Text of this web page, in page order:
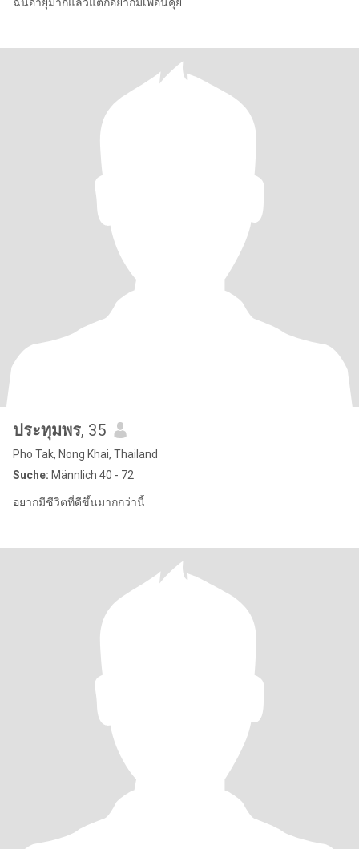
ประทุมพร, 35
Pho Tak, Nong Khai, Thailand
Suche: Männlich 40 - 72
อยากมีชีวิตที่ดีขึ้นมากกว่านี้